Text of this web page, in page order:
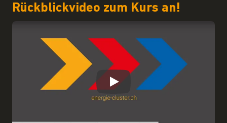
Rückblickvideo zum Kurs an!
Play